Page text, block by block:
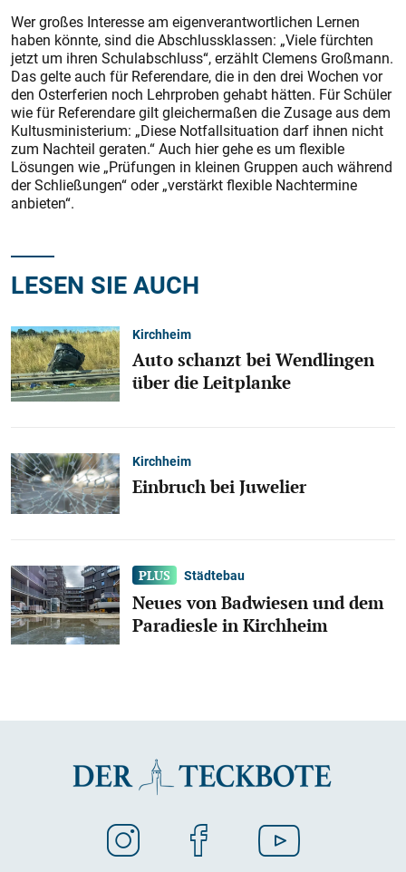
Wer großes Interesse am eigenverantwortlichen Lernen
haben könnte, sind die Abschlussklassen: „Viele fürchten
jetzt um ihren Schulabschluss“, erzählt Clemens Großmann.
Das gelte auch für Referendare, die in den drei Wochen vor
den Osterferien noch Lehrproben ge­habt hätten. Für Schüler
wie für Referendare gilt gleichermaßen die Zusage aus dem
Kultusministerium: „Diese Notfallsituation darf ihnen nicht
zum Nachteil geraten.“ Auch hier gehe es um flexible
Lösungen wie „Prüfungen in kleinen Gruppen auch während
der Schließungen“ oder „ver­stärkt flexible Nachtermine
anbieten“.
LESEN SIE AUCH
Kirchheim
Auto schanzt bei Wendlingen
über die Leitplanke
Kirchheim
Einbruch bei Juwelier
Städtebau
Neues von Badwiesen und dem
Paradiesle in Kirchheim